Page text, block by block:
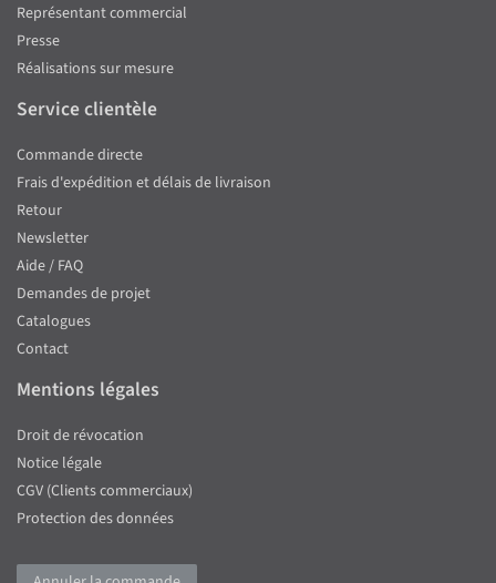
Représentant commercial
Presse
Réalisations sur mesure
Service clientèle
Commande directe
Frais d'expédition et délais de livraison
Retour
Newsletter
Aide / FAQ
Demandes de projet
Catalogues
Contact
Mentions légales
Droit de révocation
Notice légale
CGV (Clients commerciaux)
Protection des données